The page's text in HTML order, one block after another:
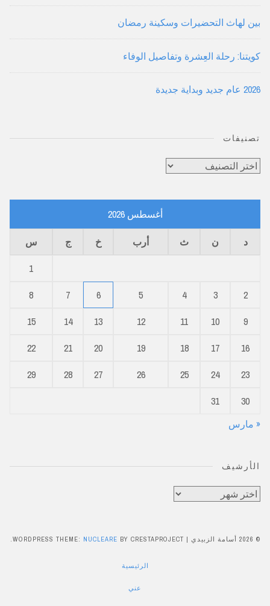
بين لهاث التحضيرات وسكينة رمضان
كويتنا: رحلة العِشرة وتفاصيل الوفاء
2026 عام جديد وبداية جديدة
تصنيفات
تصنيفات
أغسطس 2026
د ن ث أرب خ ج
س
1
2
3
4
5
6
7
8
9
10
11
12
13
14
15
16
17
18
19
20
21
22
23
24
25
26
27
28
29
30
31
« مارس
الأرشيف
الأرشيف
© 2026 أسامة الزبيدي |
WORDPRESS THEME: NUCLEARE BY CRESTAPROJECT.
الرئيسية
عني